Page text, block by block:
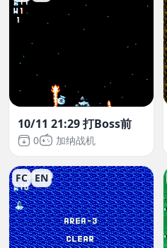
10/11 21:29 打Boss前
0 加纳战机
FC EN